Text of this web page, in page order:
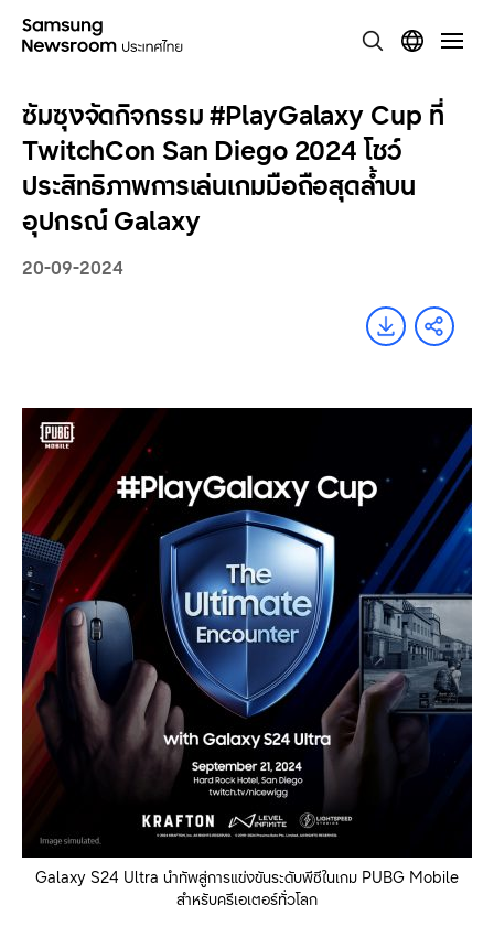
ซัมซุงจัดกิจกรรม #PlayGalaxy Cup ที่
TwitchCon San Diego 2024 โชว์
ประสิทธิภาพการเล่นเกมมือถือสุดล้ำบน
อุปกรณ์ Galaxy
20-09-2024
Galaxy S24 Ultra นำทัพสู่การแข่งขันระดับพีซีในเกม PUBG Mobile
สำหรับครีเอเตอร์ทั่วโลก